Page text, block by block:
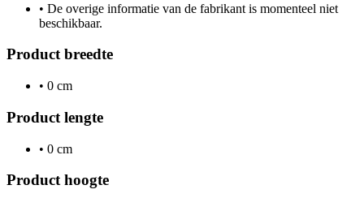
• De overige informatie van de fabrikant is momenteel niet
beschikbaar.
Product breedte
• 0 cm
Product lengte
• 0 cm
Product hoogte